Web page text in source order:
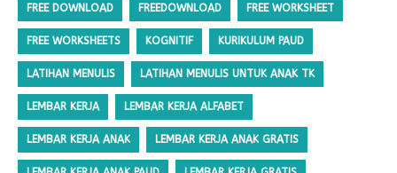
FREE DOWNLOAD FREEDOWNLOAD FREE WORKSHEET
FREE WORKSHEETS KOGNITIF KURIKULUM PAUD
LATIHAN MENULIS LATIHAN MENULIS UNTUK ANAK TK
LEMBAR KERJA LEMBAR KERJA ALFABET
LEMBAR KERJA ANAK LEMBAR KERJA ANAK GRATIS